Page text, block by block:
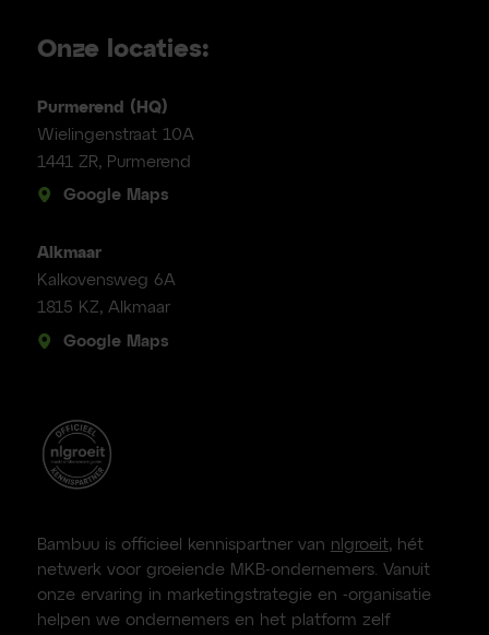
Onze locaties:
Purmerend (HQ)
Wielingenstraat 10A
1441 ZR, Purmerend
Google Maps
Alkmaar
Kalkovensweg 6A
1815 KZ, Alkmaar
Google Maps
Bambuu is officieel kennispartner van nlgroeit, hét
netwerk voor groeiende MKB-ondernemers. Vanuit
onze ervaring in marketingstrategie en -organisatie
helpen we ondernemers en het platform zelf